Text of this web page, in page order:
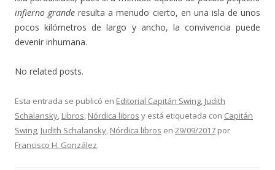
infierno grande resulta a menudo cierto, en una isla de unos
pocos kilómetros de largo y ancho, la convivencia puede
devenir inhumana.
No related posts.
Esta entrada se publicó en Editorial Capitán Swing, Judith
Schalansky, Libros, Nórdica libros y está etiquetada con Capitán
Swing, Judith Schalansky, Nórdica libros en 29/09/2017 por
Francisco H. González.